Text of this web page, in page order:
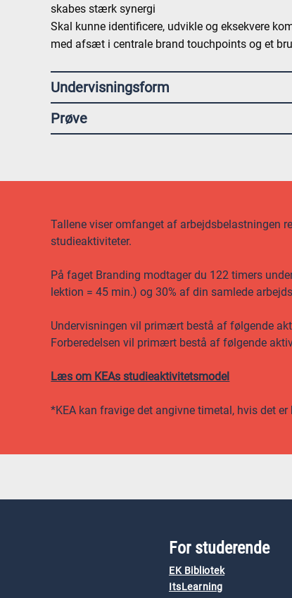
skabes stærk synergi
Skal kunne identificere, udvikle og eksekvere
med afsæt i centrale brand touchpoints og et
Undervisningsform
Prøve
Tallene viser omfanget af arbejdsbelastningen
studieaktiviteter.
På faget Branding modtager du 122 timers
lektion = 45 min.) og 30% af din samlede
Undervisningen vil primært bestå af følgende
Forberedelsen vil primært bestå af følgende
Læs om KEAs studieaktivitetsmodel
*KEA kan fravige det angivne timetal, hvis det
For studerende
EK Bibliotek
ItsLearning